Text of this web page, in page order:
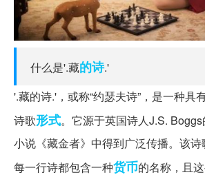
什么是'.藏的诗.'
'.藏的诗.'，或称“约瑟夫诗”，是一种具
诗歌形式。它源于英国诗人J.S.
小说《藏金者》中得到广泛传播。该诗
每一行诗都包含一种货币的名称，且